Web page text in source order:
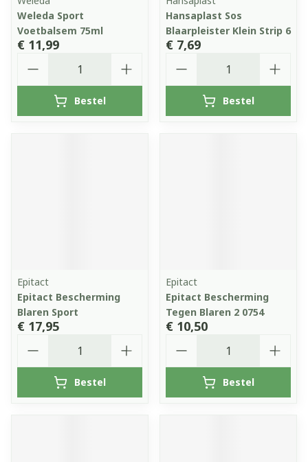
Weleda Sport
Voetbalsem 75ml
€ 11,99
Bestel
Hansaplast Sos
Blaarpleister Klein Strip 6
€ 7,69
Bestel
Epitact
Epitact Bescherming
Blaren Sport
€ 17,95
Bestel
Epitact
Epitact Bescherming
Tegen Blaren 2 0754
€ 10,50
Bestel